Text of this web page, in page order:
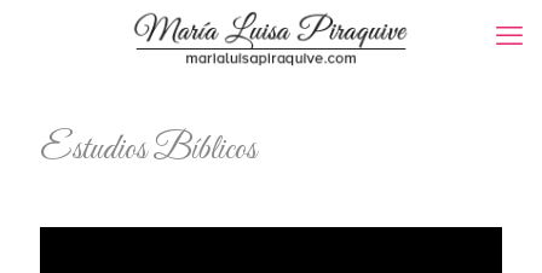
Estudios Bíblicos